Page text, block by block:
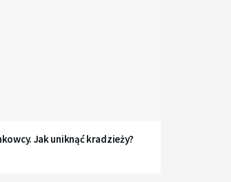
Jak uniknąć kradzieży?